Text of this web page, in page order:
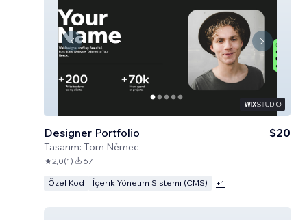
Designer Portfolio
Tasarım: Tom Němec
$20
2,0(1) 67
Özel Kod İçerik Yönetim Sistemi (CMS) +1